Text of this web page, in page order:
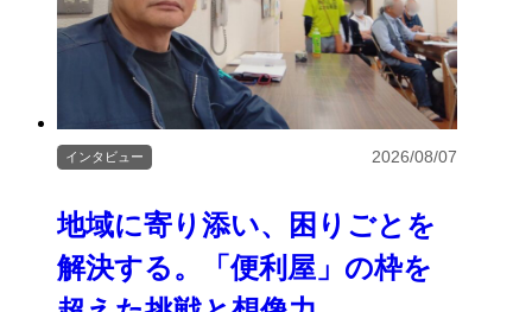
地域に寄り添い、困りごとを
解決する。「便利屋」の枠を
インタビュー 2026/08/07